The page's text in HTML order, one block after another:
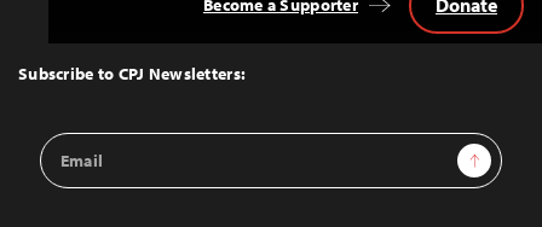
Top
Subscribe to CPJ Newsletters:
Email
Address
Sign Up
Become a Supporter